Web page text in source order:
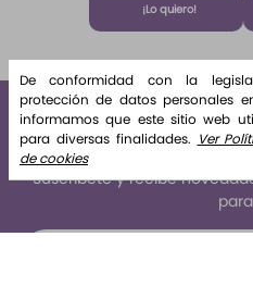
Algodón 220
ml Etq.
Atardecer
¡Lo quiero!
Suscríbete y recibe
De conformidad con la
protección de datos personales
informamos que este sitio web
para diversas finalidades. Ver
de cookies